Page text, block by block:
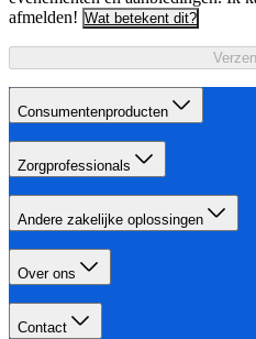
afmelden! Wat betekent dit?
Consumentenproducten
Zorgprofessionals
Andere zakelijke oplossingen
Over ons
Contact